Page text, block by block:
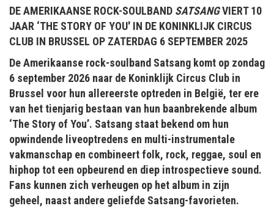
DE AMERIKAANSE ROCK-SOULBAND SATSANGVIERT 10
JAAR ‘THE STORY OF YOU' IN DE KONINKLIJK CIRCUS
CLUB IN BRUSSEL OP ZATERDAG 6 SEPTEMBER 2025
De Amerikaanse rock-soulband Satsang komt op zondag
6 september 2026 naar de Koninklijk Circus Club in
Brussel voor hun allereerste optreden in België, ter ere
van het tienjarig bestaan van hun baanbrekende album
‘The Story of You’. Satsang staat bekend om hun
opwindende liveoptredens en multi-instrumentale
vakmanschap en combineert folk, rock, reggae, soul en
hiphop tot een opbeurend en diep introspectieve sound.
Fans kunnen zich verheugen op het album in zijn
geheel, naast andere geliefde Satsang-favorieten.